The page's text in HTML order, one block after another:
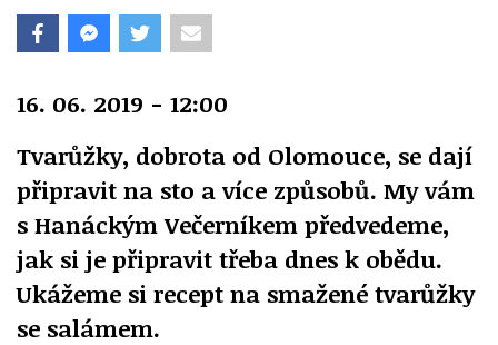
16. 06. 2019 - 12:00
Tvarůžky, dobrota od Olomouce, se dají
připravit na sto a více způsobů. My vám
s Hanáckým Večerníkem předvedeme,
jak si je připravit třeba dnes k obědu.
Ukážeme si recept na smažené tvarůžky
se salámem.